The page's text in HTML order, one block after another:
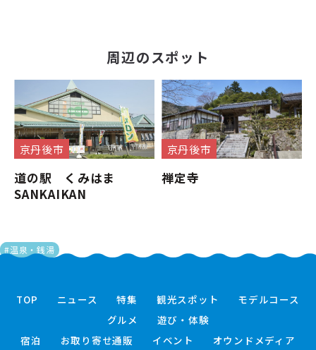
#京丹後市
#温泉・銭湯
周辺のスポット
京丹後市
道の駅 くみはま
SANKAIKAN
京丹後市
禅定寺
TOP ニュース 特集 観光スポット
モデルコース
グルメ
遊び・体験
宿泊
お取り寄せ通販 イベント
オウンドメディア